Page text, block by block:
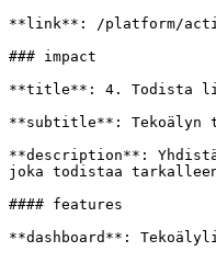
**link**: /platform/
### impact
**title**: 4. Todista
**subtitle**: Tekoälyn
**description**:
joka todistaa
#### features
**dashboard**: